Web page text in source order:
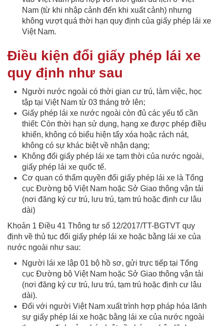
Nam (từ khi nhập cảnh đến khi xuất cảnh) nhưng
không vượt quá thời hạn quy định của giấy phép lái xe
Việt Nam.
Điều kiện đổi giấy phép lái xe
quy định như sau
Người nước ngoài có thời gian cư trú, làm việc, học
tập tại Việt Nam từ 03 tháng trở lên;
Giấy phép lái xe nước ngoài còn đủ các yếu tố cần
thiết: Còn thời hạn sử dụng, hạng xe được phép điều
khiển, không có biểu hiện tẩy xóa hoặc rách nát,
không có sự khác biệt về nhận dạng;
Không đổi giấy phép lái xe tạm thời của nước ngoài,
giấy phép lái xe quốc tế.
Cơ quan có thẩm quyền đổi giấy phép lái xe là Tổng
cục Đường bộ Việt Nam hoặc Sở Giao thông vận tải
(nơi đăng ký cư trú, lưu trú, tạm trú hoặc định cư lâu
dài)
Khoản 1 Điều 41 Thông tư số 12/2017/TT-BGTVT quy
định về thủ tục đổi giấy phép lái xe hoặc bằng lái xe của
nước ngoài như sau:
Người lái xe lập 01 bộ hồ sơ, gửi trực tiếp tại Tổng
cục Đường bộ Việt Nam hoặc Sở Giao thông vận tải
(nơi đăng ký cư trú, lưu trú, tạm trú hoặc định cư lâu
dài).
Đối với người Việt Nam xuất trình hợp pháp hóa lãnh
sự giấy phép lái xe hoặc bằng lái xe của nước ngoài